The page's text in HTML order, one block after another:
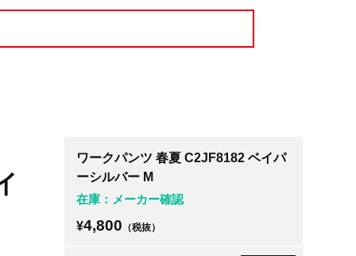
ワークパンツ 春夏 C2JF8182 ベイパ
ーシルバー M
在庫：メーカー確認
¥4,800 （税抜）